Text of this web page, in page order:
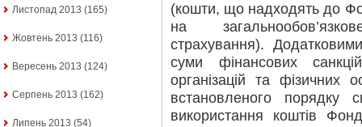
Листопад 2013 (165)
Жовтень 2013 (116)
Вересень 2013 (124)
Серпень 2013 (162)
Липень 2013 (54)
(кошти, що надходять до
на
страхування).
суми фінансових
організацій та фізичних
встановленого порядку
використання коштів